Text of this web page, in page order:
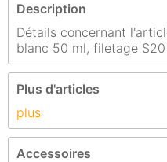
Description
Détails concernant
blanc 50 ml, filetage
Plus d'articles
plus
Accessoires